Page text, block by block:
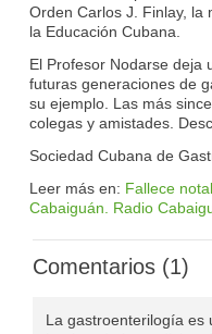
Orden Carlos J. Finlay, la
la Educación Cubana.
El Profesor Nodarse deja
futuras generaciones de
su ejemplo. Las más
colegas y amistades.
Sociedad Cubana de
Leer más en: Fallece
Cabaiguán. Radio
Comentarios (1)
La gastroenterilogía es